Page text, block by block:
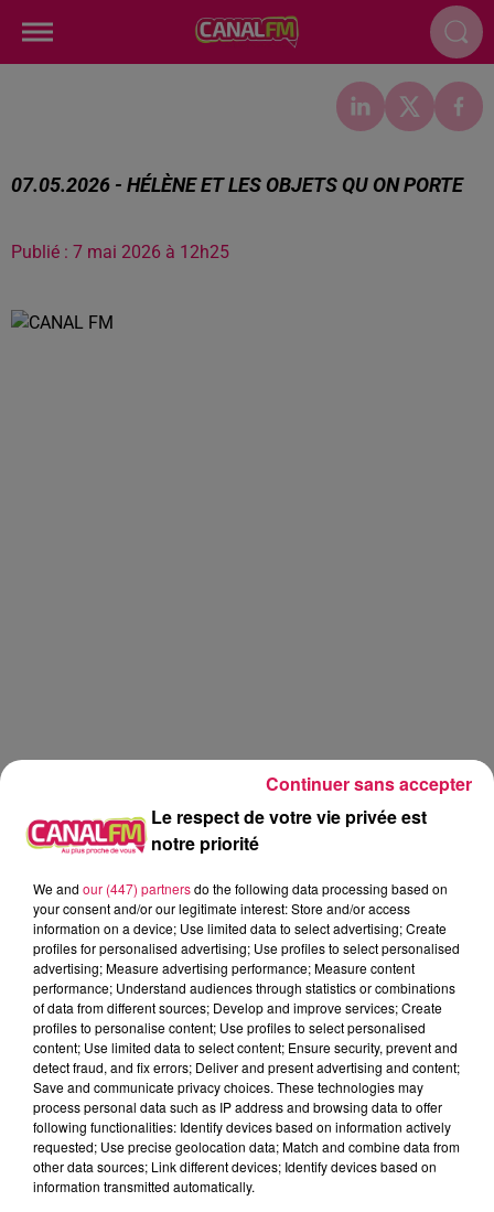
07.05.2026 - HÉLÈNE ET LES OBJETS QU ON PORTE
Publié : 7 mai 2026 à 12h25
Canal fm
Geoffrey Deloux
07.05.2026 - Hélène et les objets qu on porte
0:00 2 min 57 sec
7 mai 2026 - 2 min 57 sec
07.05.2026 - HÉLÈNE ET LES OBJETS QU ON
PORTE
Le respect de votre vie privée est
notre priorité
We and our (447) partnersdo the following data processing based on
your consent and/or our legitimate interest: Store and/or access
information on a device; Use limited data to select advertising; Create
profiles for personalised advertising; Use profiles to select personalised
advertising; Measure advertising performance; Measure content
performance; Understand audiences through statistics or combinations
of data from different sources; Develop and improve services; Create
profiles to personalise content; Use profiles to select personalised
content; Use limited data to select content; Ensure security, prevent and
detect fraud, and fix errors; Deliver and present advertising and content;
Save and communicate privacy choices. These technologies may
process personal data such as IP address and browsing data to offer
following functionalities: Identify devices based on information actively
requested; Use precise geolocation data; Match and combine data from
other data sources; Link different devices; Identify devices based on
information transmitted automatically.
Continuer sans accepter